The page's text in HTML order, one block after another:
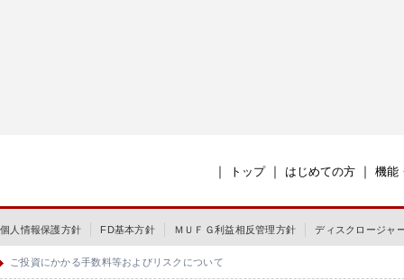
｜ トップ｜ はじめての方 ｜ 機能
個人情報保護方針 FD基本方針 ＭＵＦＧ利益相反管理方針 ディスクロージャ
ご投資にかかる手数料等およびリスクについて